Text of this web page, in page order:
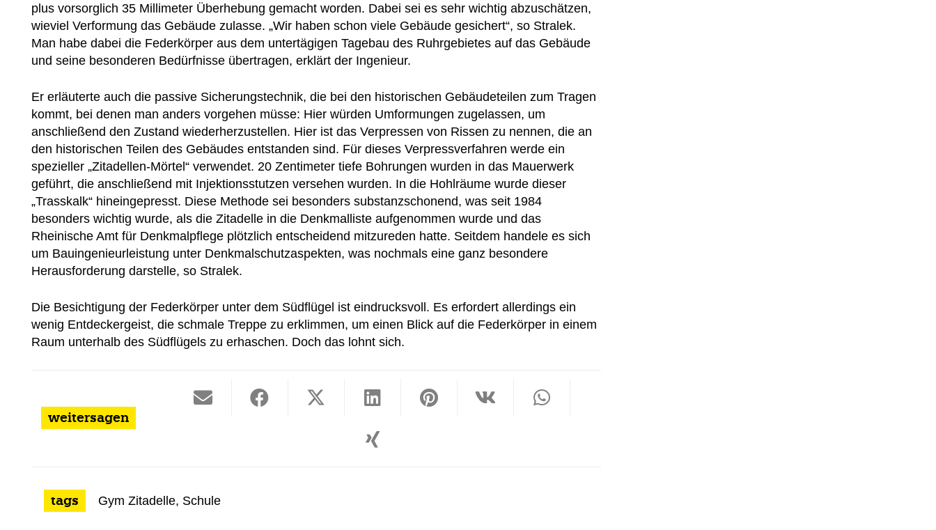
plus vorsorglich 35 Millimeter Überhebung gemacht worden. Dabei sei es sehr wichtig abzuschätzen,
wieviel Verformung das Gebäude zulasse. „Wir haben schon viele Gebäude gesichert“, so Stralek.
Man habe dabei die Federkörper aus dem untertägigen Tagebau des Ruhrgebietes auf das Gebäude
und seine besonderen Bedürfnisse übertragen, erklärt der Ingenieur.
Er erläuterte auch die passive Sicherungstechnik, die bei den historischen Gebäudeteilen zum Tragen
kommt, bei denen man anders vorgehen müsse: Hier würden Umformungen zugelassen, um
anschließend den Zustand wiederherzustellen. Hier ist das Verpressen von Rissen zu nennen, die an
den historischen Teilen des Gebäudes entstanden sind. Für dieses Verpressverfahren werde ein
spezieller „Zitadellen-Mörtel“ verwendet. 20 Zentimeter tiefe Bohrungen wurden in das Mauerwerk
geführt, die anschließend mit Injektionsstutzen versehen wurden. In die Hohlräume wurde dieser
„Trasskalk“ hineingepresst. Diese Methode sei besonders substanzschonend, was seit 1984
besonders wichtig wurde, als die Zitadelle in die Denkmalliste aufgenommen wurde und das
Rheinische Amt für Denkmalpflege plötzlich entscheidend mitzureden hatte. Seitdem handele es sich
um Bauingenieurleistung unter Denkmalschutzaspekten, was nochmals eine ganz besondere
Herausforderung darstelle, so Stralek.
Die Besichtigung der Federkörper unter dem Südflügel ist eindrucksvoll. Es erfordert allerdings ein
wenig Entdeckergeist, die schmale Treppe zu erklimmen, um einen Blick auf die Federkörper in einem
Raum unterhalb des Südflügels zu erhaschen. Doch das lohnt sich.
weitersagen
tags Gym Zitadelle, Schule